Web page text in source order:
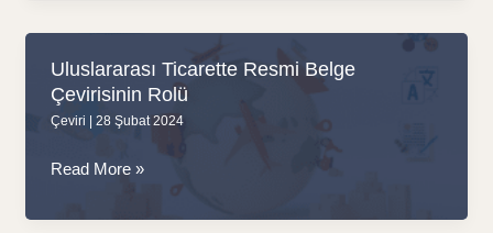
UTKA’nın
Uzman
Çözümleri
Uluslararası Ticarette Resmi Belge
Çevirisinin Rolü
Çeviri 28 Şubat 2024
Uluslararası
Resmi
Read More »